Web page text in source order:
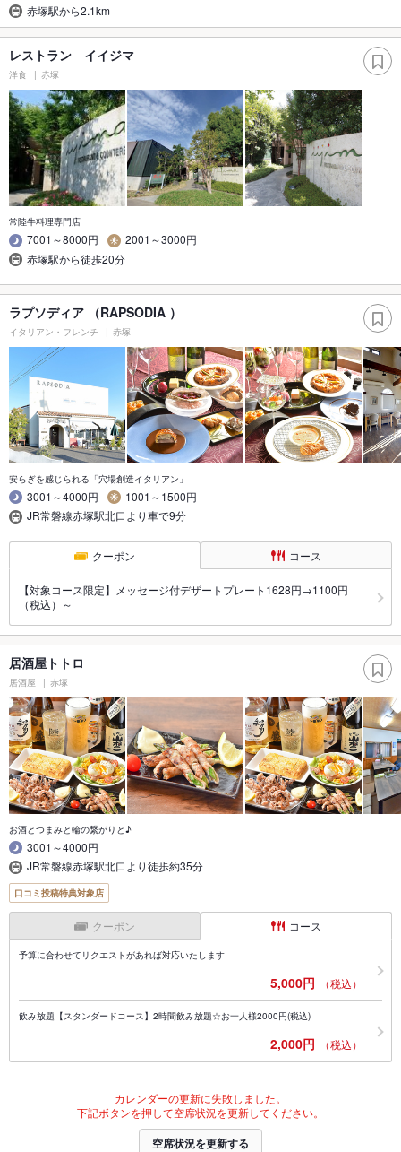
赤塚駅から2.1km
レストラン イイジマ
洋食 赤塚
常陸牛料理専門店
7001～8000円
2001～3000円
赤塚駅から徒歩20分
ラプソディア （RAPSODIA ）
イタリアン・フレンチ 赤塚
安らぎを感じられる「穴場創造イタリアン」
3001～4000円
1001～1500円
JR常磐線赤塚駅北口より車で9分
クーポン コース
【対象コース限定】メッセージ付デザートプレート1628円→1100円
（税込）～
居酒屋トトロ
居酒屋 赤塚
お酒とつまみと輪の繋がりと♪
3001～4000円
JR常磐線赤塚駅北口より徒歩約35分
口コミ投稿特典対象店
クーポン コース
予算に合わせてリクエストがあれば対応いたします
5,000円 （税込）
飲み放題【スタンダードコース】2時間飲み放題☆お一人様2000円(税込)
2,000円 （税込）
カレンダーの更新に失敗しました。
下記ボタンを押して空席状況を更新してください。
空席状況を更新する